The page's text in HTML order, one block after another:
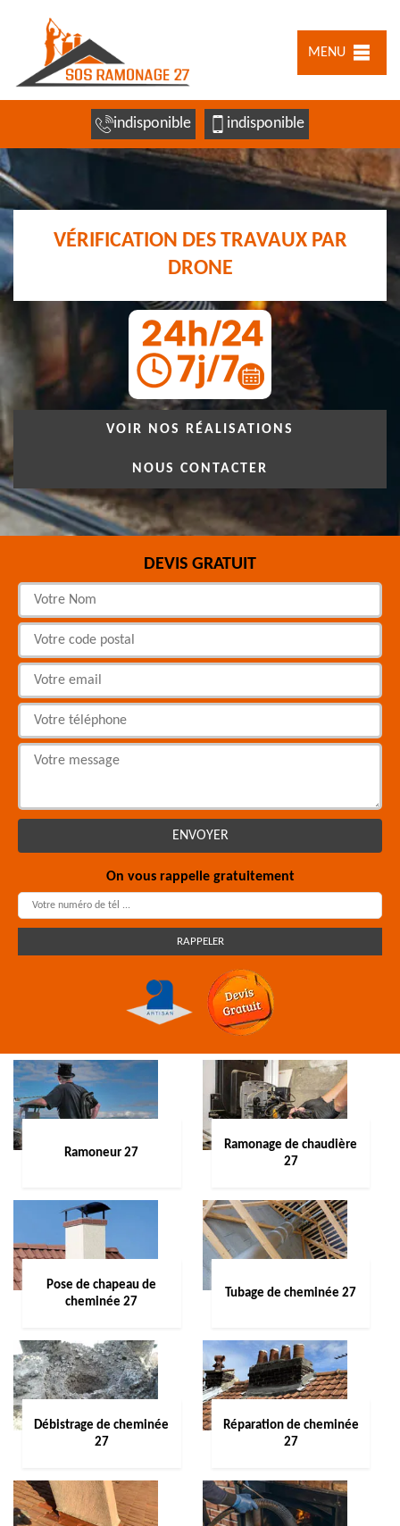
MENU
indisponible indisponible
VÉRIFICATION DES TRAVAUX PAR
DRONE
VOIR NOS RÉALISATIONS
NOUS CONTACTER
DEVIS GRATUIT
On vous rappelle gratuitement
Ramoneur 27
Ramonage de chaudière
27
Pose de chapeau de
cheminée 27
Tubage de cheminée 27
Débistrage de cheminée
27
Réparation de cheminée
27